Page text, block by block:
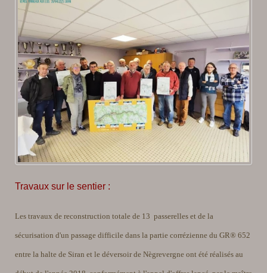
Travaux sur le sentier :
Les travaux de reconstruction totale de 13 passerelles et de la
sécurisation d'un passage difficile dans la partie corrézienne du GR® 652
entre la halte de Siran et le déversoir de Nègrevergne ont été réalisés au